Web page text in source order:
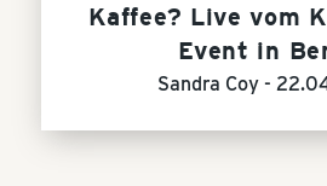
Kaffee? Live vom
Event in
Sandra Coy -